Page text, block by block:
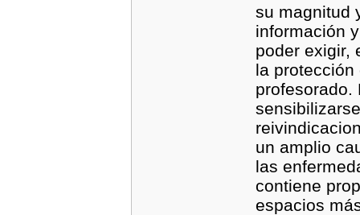
su magnitud
información
poder exigir,
la
profesorado.
un amplio
las
contiene
espacios